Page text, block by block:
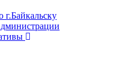
г.Байкальску